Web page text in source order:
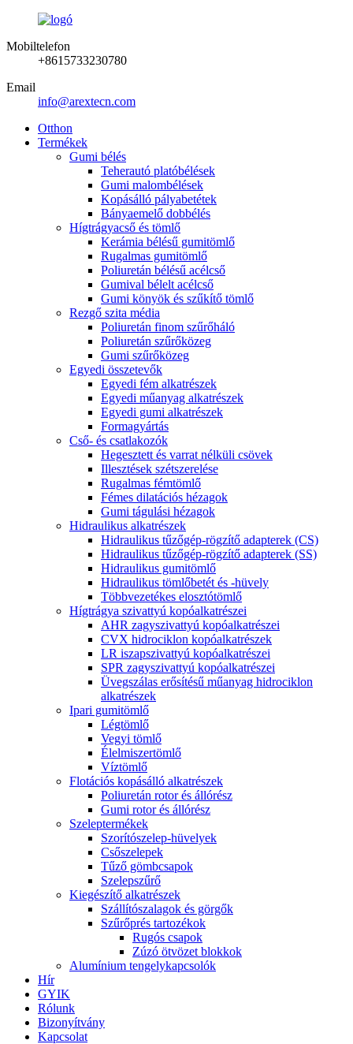
Mobiltelefon
+8615733230780
Email
info@arextecn.com
Otthon
Termékek
Gumi bélés
Teherautó platóbélések
Gumi malombélések
Kopásálló pályabetétek
Bányaemelő dobbélés
Hígtrágyacső és tömlő
Kerámia bélésű gumitömlő
Rugalmas gumitömlő
Poliuretán bélésű acélcső
Gumival bélelt acélcső
Gumi könyök és szűkítő tömlő
Rezgő szita média
Poliuretán finom szűrőháló
Poliuretán szűrőközeg
Gumi szűrőközeg
Egyedi összetevők
Egyedi fém alkatrészek
Egyedi műanyag alkatrészek
Egyedi gumi alkatrészek
Formagyártás
Cső- és csatlakozók
Hegesztett és varrat nélküli csövek
Illesztések szétszerelése
Rugalmas fémtömlő
Fémes dilatációs hézagok
Gumi tágulási hézagok
Hidraulikus alkatrészek
Hidraulikus tűzőgép-rögzítő adapterek (CS)
Hidraulikus tűzőgép-rögzítő adapterek (SS)
Hidraulikus gumitömlő
Hidraulikus tömlőbetét és -hüvely
Többvezetékes elosztótömlő
Hígtrágya szivattyú kopóalkatrészei
AHR zagyszivattyú kopóalkatrészei
CVX hidrociklon kopóalkatrészek
LR iszapszivattyú kopóalkatrészei
SPR zagyszivattyú kopóalkatrészei
Üvegszálas erősítésű műanyag hidrociklon
alkatrészek
Ipari gumitömlő
Légtömlő
Vegyi tömlő
Élelmiszertömlő
Víztömlő
Flotációs kopásálló alkatrészek
Poliuretán rotor és állórész
Gumi rotor és állórész
Szeleptermékek
Szorítószelep-hüvelyek
Csőszelepek
Tűző gömbcsapok
Szelepszűrő
Kiegészítő alkatrészek
Szállítószalagok és görgők
Szűrőprés tartozékok
Rugós csapok
Zúzó ötvözet blokkok
Alumínium tengelykapcsolók
Hír
GYIK
Rólunk
Bizonyítvány
Kapcsolat